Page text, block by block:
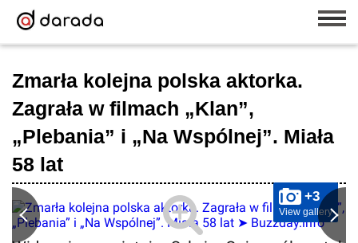
Zmarła kolejna polska aktorka.
Zagrała w filmach „Klan”,
„Plebania” i „Na Wspólnej”. Miała
58 lat
+3
View gallery